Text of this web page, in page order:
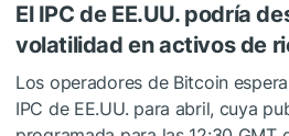
El IPC de EE.UU. podría
volatilidad en activos de
Los operadores de Bitcoin
IPC de EE.UU. para abril, cuya